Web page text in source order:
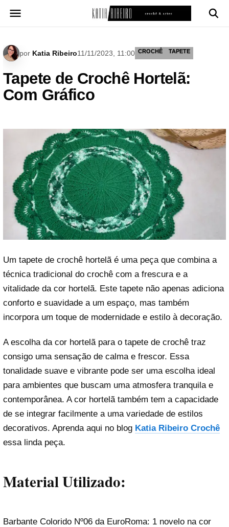
para
por Katia Ribeiro11/11/2023, 11:00 CROCHÊ TAPETE
Tapete de Crochê Hortelã:
Com Gráfico
Um tapete de crochê hortelã é uma peça que combina a
técnica tradicional do crochê com a frescura e a
vitalidade da cor hortelã. Este tapete não apenas adiciona
conforto e suavidade a um espaço, mas também
incorpora um toque de modernidade e estilo à decoração.
A escolha da cor hortelã para o tapete de crochê traz
consigo uma sensação de calma e frescor. Essa
tonalidade suave e vibrante pode ser uma escolha ideal
para ambientes que buscam uma atmosfera tranquila e
contemporânea. A cor hortelã também tem a capacidade
de se integrar facilmente a uma variedade de estilos
decorativos. Aprenda aqui no blog Katia Ribeiro Crochê
essa linda peça.
Material Utilizado:
Barbante Colorido Nº06 da EuroRoma: 1 novelo na cor